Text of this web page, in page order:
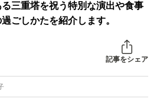
三重塔を祝う特別な演出や食事
ごしかたを紹介します。
記事をシェア